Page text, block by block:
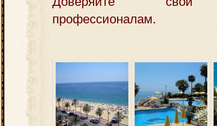
профессионалам.